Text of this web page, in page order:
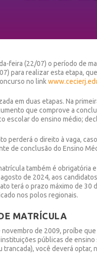
feira (22/07) o período de
para realizar esta etapa,
no link
em duas etapas. Na
que comprove a
escolar do ensino médio;
perderá o direito à vaga,
de conclusão do Ensino
também é obrigatória
de 2024, aos
terá o prazo máximo de
nos polos regionais.
MATRÍCULA
de 2009, proíbe
públicas de
trancada), você deverá